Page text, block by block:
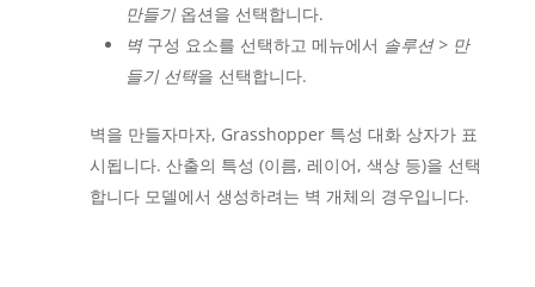
만들기옵션을 선택합니다.
벽구성 요소를 선택하고 메뉴에서 솔루션 > 만
들기 선택을 선택합니다.
벽을 만들자마자, Grasshopper 특성 대화 상자가 표
시됩니다. 산출의 특성 (이름, 레이어, 색상 등)을 선택
합니다 모델에서 생성하려는 벽 개체의 경우입니다.